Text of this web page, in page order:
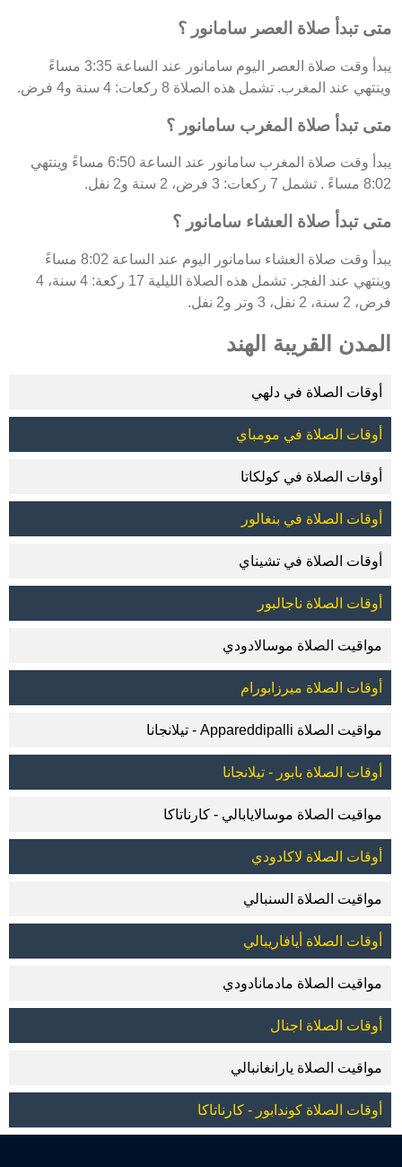
متى تبدأ صلاة العصر سامانور ؟
يبدأ وقت صلاة العصر اليوم سامانور عند الساعة 3:35 مساءً
وينتهي عند المغرب. تشمل هذه الصلاة 8 ركعات: 4 سنة و4 فرض.
متى تبدأ صلاة المغرب سامانور ؟
يبدأ وقت صلاة المغرب سامانور عند الساعة 6:50 مساءً وينتهي
8:02 مساءً . تشمل 7 ركعات: 3 فرض، 2 سنة و2 نفل.
متى تبدأ صلاة العشاء سامانور ؟
يبدأ وقت صلاة العشاء سامانور اليوم عند الساعة 8:02 مساءً
وينتهي عند الفجر. تشمل هذه الصلاة الليلية 17 ركعة: 4 سنة، 4
فرض، 2 سنة، 2 نفل، 3 وتر و2 نفل.
المدن القريبة الهند
أوقات الصلاة في دلهي
أوقات الصلاة في مومباي
أوقات الصلاة في كولكاتا
أوقات الصلاة في بنغالور
أوقات الصلاة في تشيناي
أوقات الصلاة ناجالبور
مواقيت الصلاة موسالادودي
أوقات الصلاة ميرزابورام
مواقيت الصلاة Appareddipalli - تيلانجانا
أوقات الصلاة بابور - تيلانجانا
مواقيت الصلاة موسالايابالي - كارناتاكا
أوقات الصلاة لاكادودي
مواقيت الصلاة السنبالي
أوقات الصلاة أيافاريبالي
مواقيت الصلاة مادمانادودي
أوقات الصلاة اجنال
مواقيت الصلاة يارانغانبالي
أوقات الصلاة كوندابور - كارناتاكا